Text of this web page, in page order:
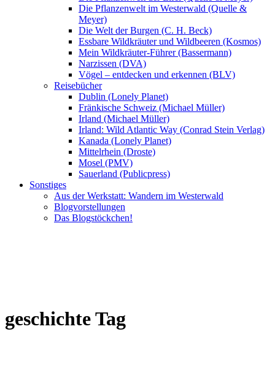
Die Pflanzenwelt im Westerwald (Quelle &
Meyer)
Die Welt der Burgen (C. H. Beck)
Essbare Wildkräuter und Wildbeeren (Kosmos)
Mein Wildkräuter-Führer (Bassermann)
Narzissen (DVA)
Vögel – entdecken und erkennen (BLV)
Reisebücher
Dublin (Lonely Planet)
Fränkische Schweiz (Michael Müller)
Irland (Michael Müller)
Irland: Wild Atlantic Way (Conrad Stein Verlag)
Kanada (Lonely Planet)
Mittelrhein (Droste)
Mosel (PMV)
Sauerland (Publicpress)
Sonstiges
Aus der Werkstatt: Wandern im Westerwald
Blogvorstellungen
Das Blogstöckchen!
geschichte Tag